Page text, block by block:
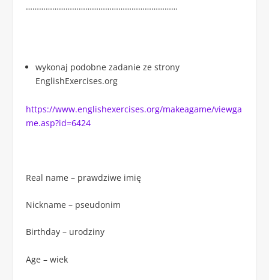
……………………………………………………………
wykonaj podobne zadanie ze strony
EnglishExercises.org
https://www.englishexercises.org/makeagame/viewga
me.asp?id=6424
Real name – prawdziwe imię
Nickname – pseudonim
Birthday – urodziny
Age – wiek